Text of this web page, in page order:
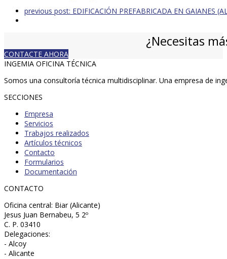
previous post: EDIFICACIÓN PREFABRICADA EN GAIANES
¿Necesitas
CONTACTE AHORA
INGEMIA OFICINA TÉCNICA
Somos una consultoría técnica multidisciplinar. Una empresa de
SECCIONES
Empresa
Servicios
Trabajos realizados
Artículos técnicos
Contacto
Formularios
Documentación
CONTACTO
Oficina central: Biar (Alicante)
Jesus Juan Bernabeu, 5 2º
C. P. 03410
Delegaciones:
- Alcoy
- Alicante